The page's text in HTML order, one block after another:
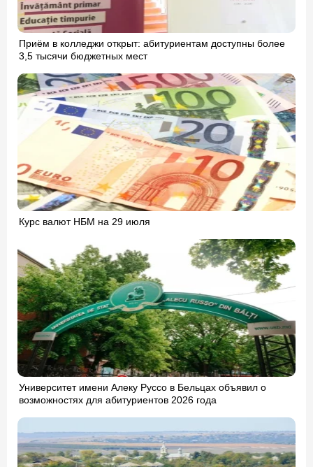
Приём в колледжи открыт: абитуриентам доступны более
3,5 тысячи бюджетных мест
Курс валют НБМ на 29 июля
Университет имени Алеку Руссо в Бельцах объявил о
возможностях для абитуриентов 2026 года